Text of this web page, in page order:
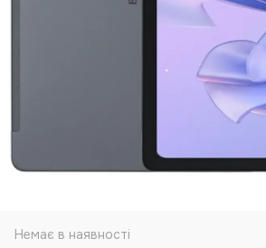
Немає в наявності